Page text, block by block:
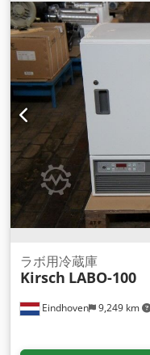
220～240V (50Hz) 温度:
x 950（長さ x 幅 x 高さ
Eindhoven 9,249 km
ラボ用冷蔵庫
Kirsch LABO-100